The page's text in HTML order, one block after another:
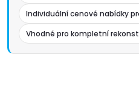
Individuální cenové nabídky
Vhodné pro kompletní